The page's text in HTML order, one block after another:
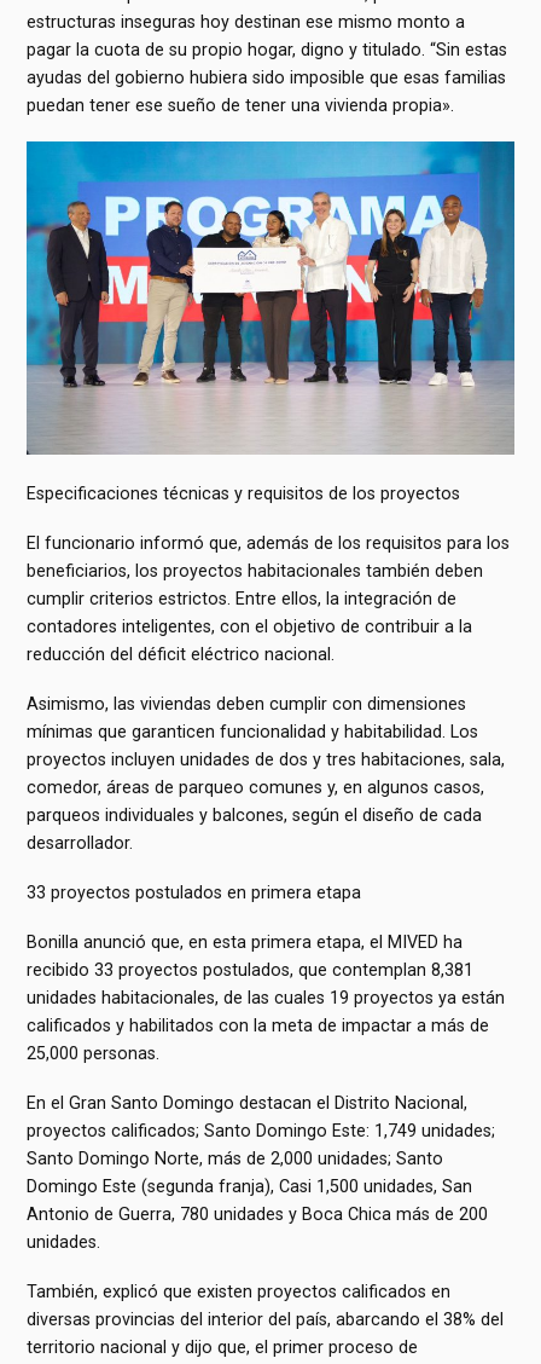
estructuras inseguras hoy destinan ese mismo monto a
pagar la cuota de su propio hogar, digno y titulado. “Sin estas
ayudas del gobierno hubiera sido imposible que esas familias
puedan tener ese sueño de tener una vivienda propia».
Especificaciones técnicas y requisitos de los proyectos
El funcionario informó que, además de los requisitos para los
beneficiarios, los proyectos habitacionales también deben
cumplir criterios estrictos. Entre ellos, la integración de
contadores inteligentes, con el objetivo de contribuir a la
reducción del déficit eléctrico nacional.
Asimismo, las viviendas deben cumplir con dimensiones
mínimas que garanticen funcionalidad y habitabilidad. Los
proyectos incluyen unidades de dos y tres habitaciones, sala,
comedor, áreas de parqueo comunes y, en algunos casos,
parqueos individuales y balcones, según el diseño de cada
desarrollador.
33 proyectos postulados en primera etapa
Bonilla anunció que, en esta primera etapa, el MIVED ha
recibido 33 proyectos postulados, que contemplan 8,381
unidades habitacionales, de las cuales 19 proyectos ya están
calificados y habilitados con la meta de impactar a más de
25,000 personas.
En el Gran Santo Domingo destacan el Distrito Nacional,
proyectos calificados; Santo Domingo Este: 1,749 unidades;
Santo Domingo Norte, más de 2,000 unidades; Santo
Domingo Este (segunda franja), Casi 1,500 unidades, San
Antonio de Guerra, 780 unidades y Boca Chica más de 200
unidades.
También, explicó que existen proyectos calificados en
diversas provincias del interior del país, abarcando el 38% del
territorio nacional y dijo que, el primer proceso de